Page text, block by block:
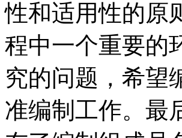
性和适用性的原
程中一个重要的
究的问题，希望
准编制工作。最